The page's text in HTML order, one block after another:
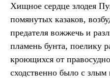
Хищное сердце злодея
помянутых казаков,
предателя вожжечь и
пламень бунта, поелику
кроющихся от
сходственно было с